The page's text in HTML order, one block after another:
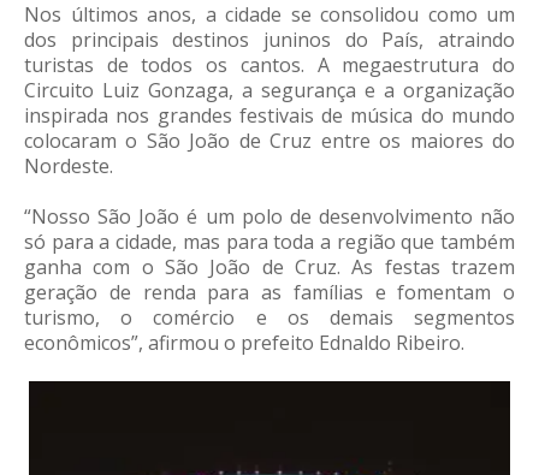
Nos últimos anos, a cidade se consolidou como um
dos principais destinos juninos do País, atraindo
turistas de todos os cantos. A megaestrutura do
Circuito Luiz Gonzaga, a segurança e a organização
inspirada nos grandes festivais de música do mundo
colocaram o São João de Cruz entre os maiores do
Nordeste.
“Nosso São João é um polo de desenvolvimento não
só para a cidade, mas para toda a região que também
ganha com o São João de Cruz. As festas trazem
geração de renda para as famílias e fomentam o
turismo, o comércio e os demais segmentos
econômicos”, afirmou o prefeito Ednaldo Ribeiro.